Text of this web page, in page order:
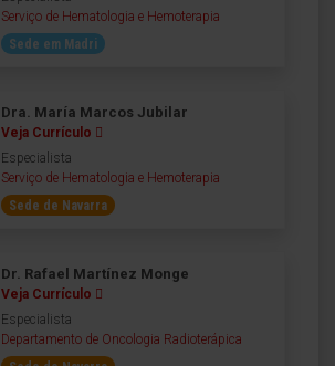
Serviço de Hematologia e Hemoterapia
Sede em Madri
Dra. María Marcos Jubilar
Veja Currículo
Especialista
Serviço de Hematologia e Hemoterapia
Sede de Navarra
Dr. Rafael Martínez Monge
Veja Currículo
Especialista
Departamento de Oncologia Radioterápica